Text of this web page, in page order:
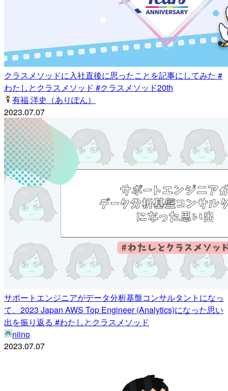
クラスメソッドに入社直後に思ったことを記事にしてみた #
わたしとクラスメソッド #クラスメソッド20th
有福 洋史（ありぽん）
2023.07.07
サポートエンジニアがデータ分析基盤コンサルタントになっ
て、2023 Japan AWS Top Engineer (Analytics)になった思い
出を振り返る #わたしとクラスメソッド
niino
2023.07.07